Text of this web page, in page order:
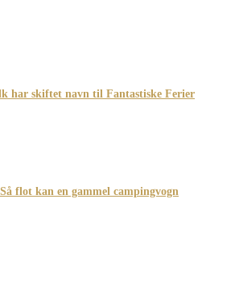
har skiftet navn til Fantastiske Ferier
flot kan en gammel campingvogn